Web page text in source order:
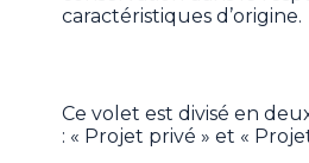
caractéristiques d’origine.
Ce volet est divisé en
: « Projet privé » et «